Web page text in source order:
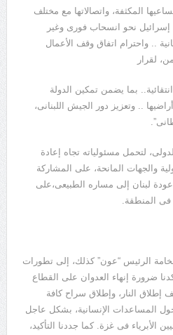
المكثفة، واتصالاتها مع مختلف
إسرائيل نحو انسحاب فورى وغير
.. واحترام اتفاق وقف الأعمال
لقرار
“1701”.. دون انتقائية.. بما يضمن تمكين الدولة
.. وتعزيز دور الجيش اللبنانى،
لتحمل مسئولياته تجاه إعادة
والجهات المانحة، على المشاركة
لبنان إلى مساره الطبيعى،على
المنطقة.
الرئيس “عون” كذلك، إلى تطورات
ضرورة إنهاء العدوان على القطاع
إطلاق النار، وإطلاق سراح كافة
المساعدات الإنسانية، بشكل عاجل
الأبرياء فى غزة. كما جددنا التأكيد،